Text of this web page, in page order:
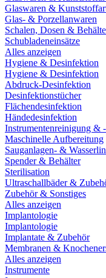
Glaswaren &
Glas- & Porzellanwaren
Schalen, Dosen &
Schubladeneinsätze
Alles anzeigen
Hygiene & Desinfektion
Hygiene & Desinfektion
Abdruck-Desinfektion
Desinfektionstücher
Flächendesinfektion
Händedesinfektion
Instrumentenreinigung &
Maschinelle Aufbereitung
Sauganlagen- &
Spender & Behälter
Sterilisation
Ultraschallbäder &
Zubehör & Sonstiges
Alles anzeigen
Implantologie
Implantologie
Implantate & Zubehör
Membranen &
Alles anzeigen
Instrumente